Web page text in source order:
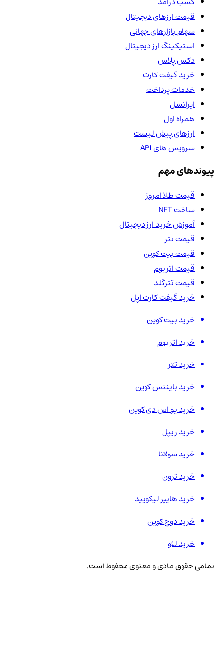
قیمت ارزهای دیجیتال
سهام بازارهای جهانی
استیکینگ ارز دیجیتال
دکس پلاس
خرید گیفت کارت
خدمات پرداخت
ایرانسل
همراه اول
ارزهای پیش لیست
سرویس های API
پیوندهای مهم
قیمت طلا امروز
ساخت NFT
آموزش خرید ارز دیجیتال
قیمت تتر
قیمت بیت کوین
قیمت اتریوم
قیمت تترگلد
خرید گیفت کارت اپل
خرید بیت کوین
خرید اتریوم
خرید تتر
خرید بایننس کوین
خرید یو اس دی کوین
خرید ریپل
خرید سولانا
خرید ترون
خرید هایپر لیکویید
خرید دوج کوین
خرید لئو
تمامی حقوق مادی و معنوی محفوظ است.